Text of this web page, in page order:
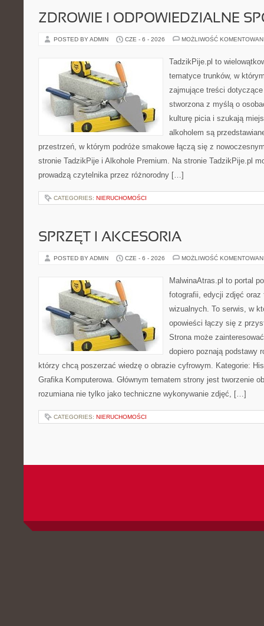
ZDROWIE I ODPOWIEDZIALNE
POSTED BY ADMIN CZE - 6 - 2026 MOŻLIWOŚĆ
TadzikPije.pl to
tematyce trunków, w
zajmujące treści dotyczące
stworzona z myślą o
kulturę picia i szukają
alkoholem są
przestrzeń, w którym podróże smakowe łączą się z
stronie TadzikPije i Alkohole Premium. Na stronie TadzikPije.pl
prowadzą czytelnika przez różnorodny […]
CATEGORIES: NIERUCHOMOŚCI
SPRZĘT I AKCESORIA
POSTED BY ADMIN CZE - 6 - 2026 MOŻLIWOŚĆ
MalwinaAtras.pl to portal
fotografii, edycji zdjęć oraz
wizualnych. To serwis, w
opowieści łączy się z
Strona może
dopiero poznają podstawy
którzy chcą poszerzać wiedzę o obrazie cyfrowym. Kategorie:
Grafika Komputerowa. Głównym tematem strony jest tworzenie
rozumiana nie tylko jako techniczne wykonywanie zdjęć, […]
CATEGORIES: NIERUCHOMOŚCI